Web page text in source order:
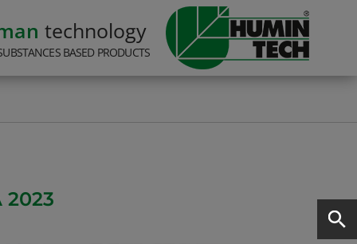
technology
BASED PRODUCTS
2023